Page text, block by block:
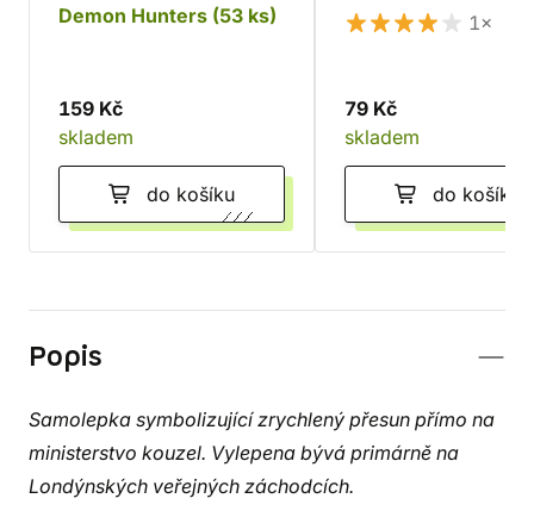
Demon Hunters (53 ks)
159 Kč
skladem
do košíku
1×
79 Kč
skladem
do košíku
Popis
Samolepka symbolizující zrychlený přesun přímo na
ministerstvo kouzel. Vylepena bývá primárně na
Londýnských veřejných záchodcích.